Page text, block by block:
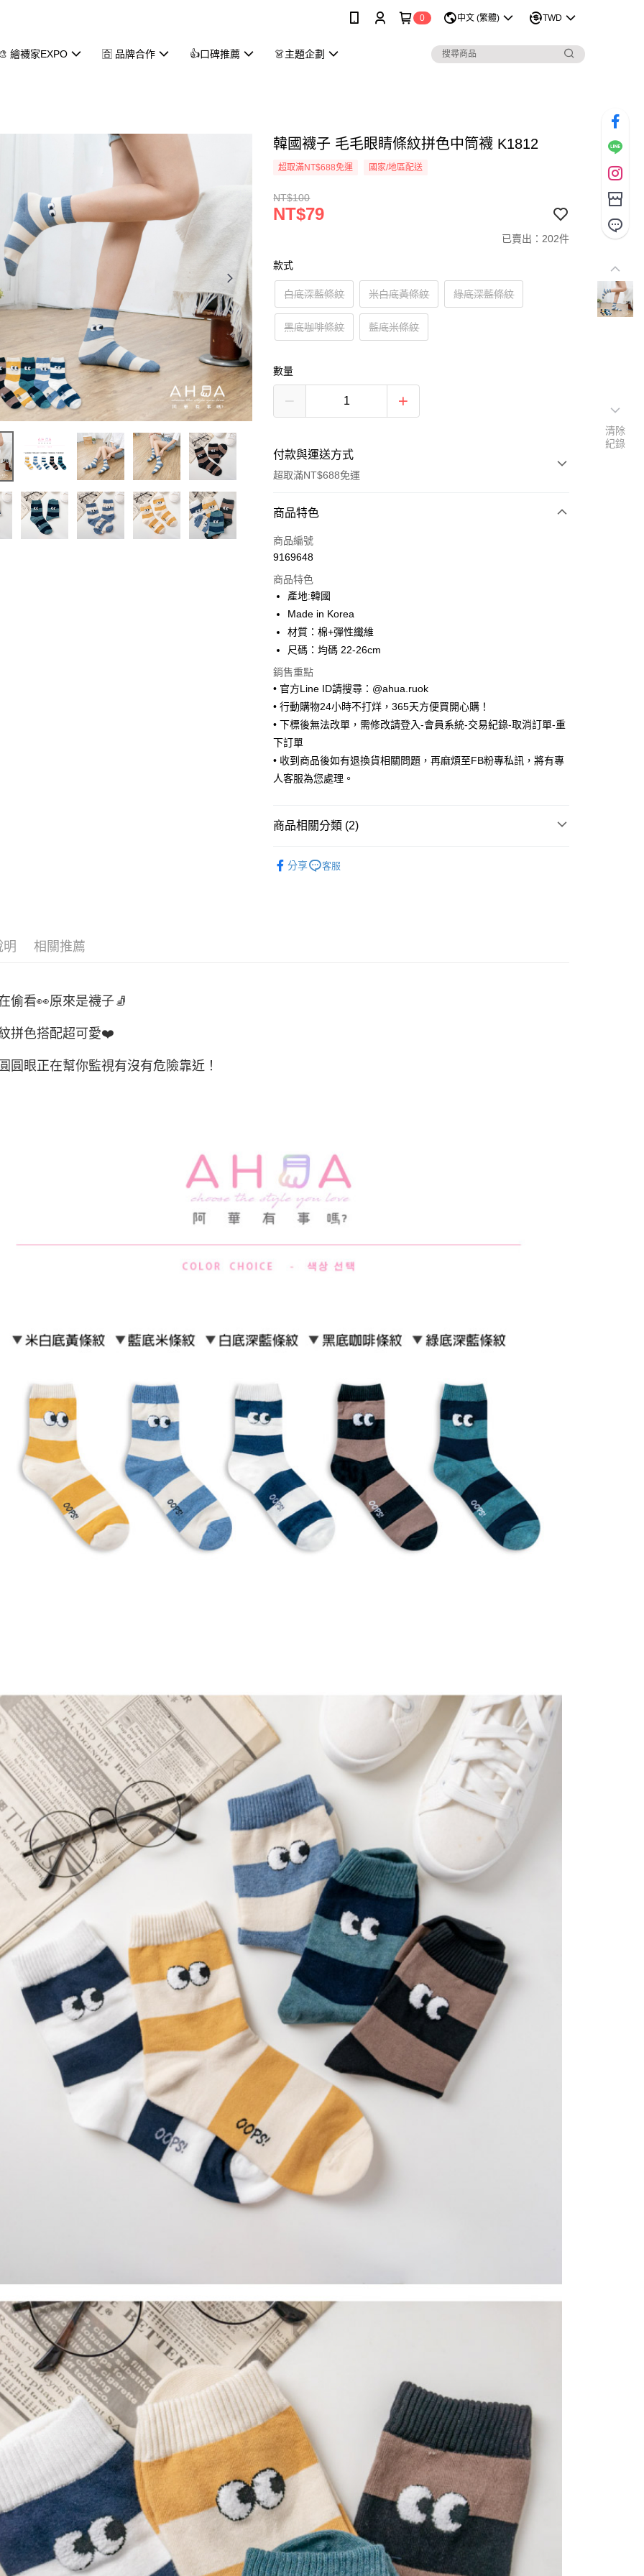
0 中文 (繁體) TWD
繪襪家EXPO 🈴 品牌合作 👍口碑推薦 👗主題企劃
韓國襪子 毛毛眼睛條紋拼色中筒襪 K1812
超取滿NT$688免運 國家/地區配送
NT$100
NT$79
已賣出：202件
款式
白底深藍條紋 米白底黃條紋 綠底深藍條紋
黑底咖啡條紋 藍底米條紋
數量
付款與運送方式
超取滿NT$688免運
付款方式
信用卡一次付款
LINE Pay
Apple Pay
街口支付
悠遊付
運送方式
全家取貨付款
付款後全家取貨
7-11取貨付款
商品特色
商品編號
9169648
商品特色
產地:韓國
Made in Korea
材質：棉+彈性纖維
尺碼：均碼 22-26cm
銷售重點
• 官方Line ID請搜尋：@ahua.ruok
• 行動購物24小時不打烊，365天方便買開心購！
• 下標後無法改單，需修改請登入-會員系統-交易紀錄-取消訂單-重
下訂單
• 收到商品後如有退換貨相關問題，再麻煩至FB粉專私訊，將有專
人客服為您處理。
商品相關分類 (2)
分享 客服
明 相關推薦
偷看👀原來是襪子🧦
拼色搭配超可愛❤️
圓眼正在幫你監視有沒有危險靠近！
清除
紀錄